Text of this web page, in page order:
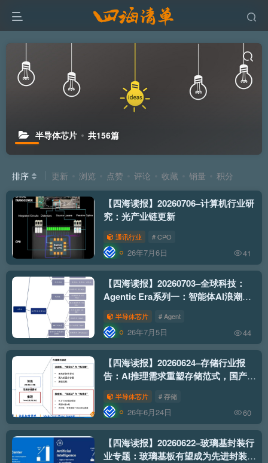
半导体芯片 共156篇
排序 更新 浏览 点赞 评论 收藏 销量 积分
【四海读报】20260706–计算机行业研
究：光产业链更新
通讯行业 # CPO
26年7月6日 41
【四海读报】20260703–全球科技：
Agentic Era系列一：智能体AI浪潮已
半导体芯片 # Agent
26年7月5日 44
【四海读报】20260624–存储行业报
告：AI推理需求重塑存储范式，国产存
半导体芯片 # 存储
26年6月24日 60
【四海读报】20260622–玻璃基封装行
业专题：玻璃基板有望成为先进封装新